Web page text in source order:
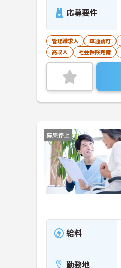
応募要件
管理職求人 車通勤可
高収入
社会保険完備
募集停止
給料
勤務地